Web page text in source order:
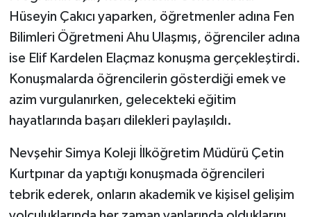
Hüseyin Çakıcı yaparken, öğretmenler adına Fen
Bilimleri Öğretmeni Ahu Ulaşmış, öğrenciler adına
ise Elif Kardelen Elaçmaz konuşma gerçekleştirdi.
Konuşmalarda öğrencilerin gösterdiği emek ve
azim vurgulanırken, gelecekteki eğitim
hayatlarında başarı dilekleri paylaşıldı.
Nevşehir Simya Koleji İlköğretim Müdürü Çetin
Kurtpınar da yaptığı konuşmada öğrencileri
tebrik ederek, onların akademik ve kişisel gelişim